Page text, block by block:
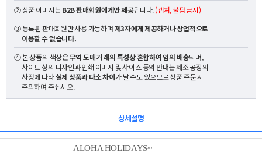
② 상품 이미지는B2B 판매회원에게만 제공됩니다.(캡쳐, 불펌 금지)
③ 등록된 판매회원만 사용 가능하며제3자에게 제공하거나 상업적으로
이용할 수 없습니다.
④ 본 상품의 색상은무역 도매 거래의 특성상 혼합하여 임의 배송되며,
사이트 상의 디자인과 인쇄 이미지 및 사이즈 등의 안내는 제조 공장의
사정에 따라실제 상품과 다소 차이가 날 수도 있으므로 상품 주문 시
주의하여 주십시오.
상세설명
ALOHA HOLIDAYS~